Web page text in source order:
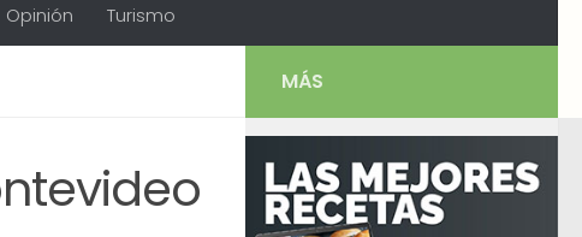
Opinión Turismo
MÁS